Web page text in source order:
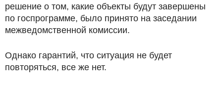
решение о том, какие объекты будут завершены
по госпрограмме, было принято на заседании
межведомственной комиссии.
Однако гарантий, что ситуация не будет
повторяться, все же нет.